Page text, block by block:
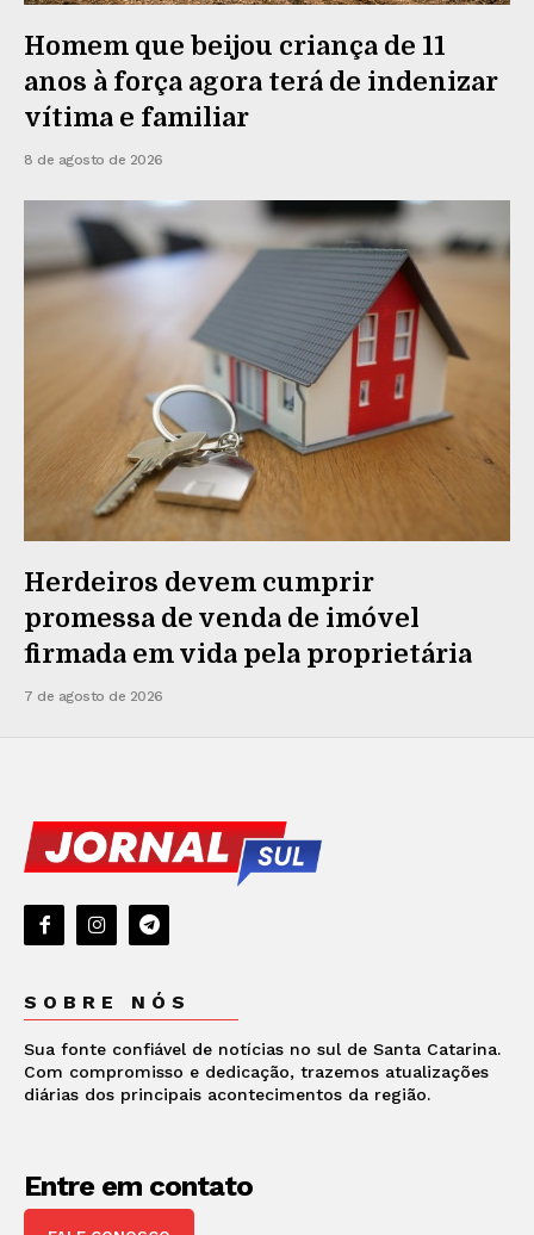
Homem que beijou criança de 11
anos à força agora terá de indenizar
vítima e familiar
8 de agosto de 2026
Herdeiros devem cumprir
promessa de venda de imóvel
firmada em vida pela proprietária
7 de agosto de 2026
SOBRE NÓS
Sua fonte confiável de notícias no sul de Santa Catarina.
Com compromisso e dedicação, trazemos atualizações
diárias dos principais acontecimentos da região.
Entre em contato